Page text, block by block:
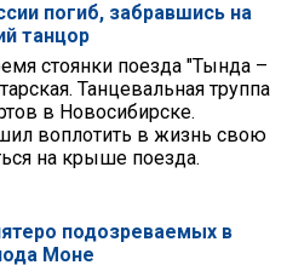
погиб, забравшись на
танцор
стоянки поезда "Тында –
Танцевальная труппа
в Новосибирске.
воплотить в жизнь свою
на крыше поезда.
подозреваемых в
Моне